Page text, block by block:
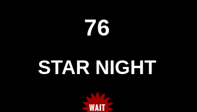
76
STAR NIGHT